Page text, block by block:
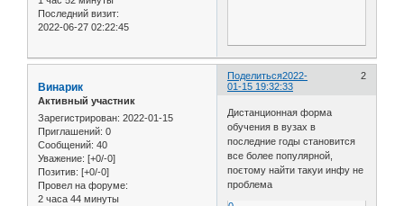
Последний визит:
2022-06-27 02:22:45
Поделиться 2
2022-
01-15 19:32:33
Винарик
Активный участник
Зарегистрирован: 2022-01-15
Приглашений: 0
Сообщений: 40
Уважение: [+0/-0]
Позитив: [+0/-0]
Провел на форуме:
2 часа 44 минуты
Дистанционная форма
обучения в вузах в
последние годы становится
все более популярной,
поєтому найти такуи инфу не
проблема